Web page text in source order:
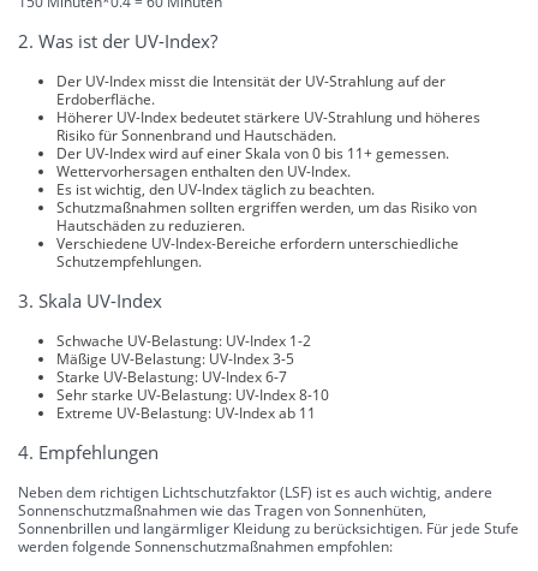
2. Was ist der UV-Index?
Der UV-Index misst die Intensität der UV-Strahlung auf der
Erdoberfläche.
Höherer UV-Index bedeutet stärkere UV-Strahlung und höheres
Risiko für Sonnenbrand und Hautschäden.
Der UV-Index wird auf einer Skala von 0 bis 11+ gemessen.
Wettervorhersagen enthalten den UV-Index.
Es ist wichtig, den UV-Index täglich zu beachten.
Schutzmaßnahmen sollten ergriffen werden, um das Risiko von
Hautschäden zu reduzieren.
Verschiedene UV-Index-Bereiche erfordern unterschiedliche
Schutzempfehlungen.
3. Skala UV-Index
Schwache UV-Belastung: UV-Index 1-2
Mäßige UV-Belastung: UV-Index 3-5
Starke UV-Belastung: UV-Index 6-7
Sehr starke UV-Belastung: UV-Index 8-10
Extreme UV-Belastung: UV-Index ab 11
4. Empfehlungen
Neben dem richtigen Lichtschutzfaktor (LSF) ist es auch wichtig, andere
Sonnenschutzmaßnahmen wie das Tragen von Sonnenhüten,
Sonnenbrillen und langärmliger Kleidung zu berücksichtigen. Für jede Stufe
werden folgende Sonnenschutzmaßnahmen empfohlen: